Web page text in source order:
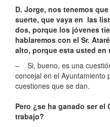
D. Jorge, nos tenemos
suerte, que vaya en las
dos, porque los jóvenes
hablaremos con el Sr.
alto, porque esta usted
– Si, bueno, es una
concejal en el Ayuntamiento
cuestiones que se dan.
Pero ¿se ha ganado ser
trabajo?